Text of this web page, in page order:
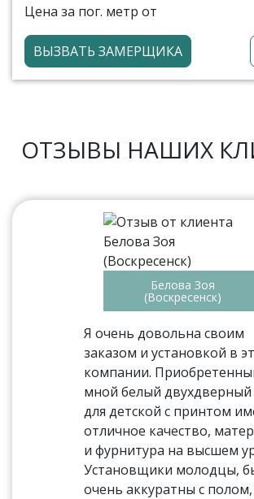
Цена за пог. метр от
ВЫЗВАТЬ ЗАМЕРЩИКА
ОТЗЫВЫ НАШИХ
Белова Зоя
(Воскресенск)
Я очень довольна своим
заказом и установкой в
компании.
мной белый
для детской с принтом
отличное качество,
и фурнитура на высшем
Установщики молодцы,
очень аккуратны с полом,